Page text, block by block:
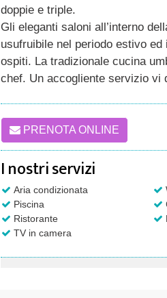
doppie e triple.
Gli eleganti saloni all’interno
usufruibile nel periodo estivo
ospiti. La tradizionale cucina
chef. Un accogliente servizio vi
PRENOTA ONLINE
I nostri servizi
Aria condizionata
Piscina
Ristorante
TV in camera